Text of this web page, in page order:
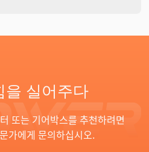
을 실어주다
또는 기어박스를 추천하려면
가에게 문의하십시오.